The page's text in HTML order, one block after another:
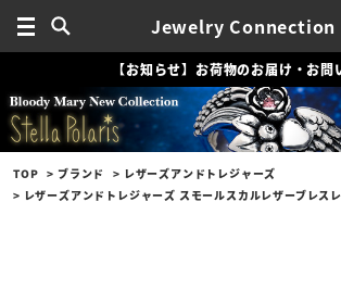
Jewelry Connection
【お知らせ】お荷物のお届け・お
TOP ブランド
レザーズアンドトレジャーズ
レザーズアンドトレジャーズ スモールスカルレザーブレスレッ